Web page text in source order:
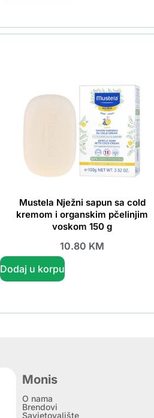
Mustela Nježni sapun sa cold
kremom i organskim pčelinjim
voskom 150 g
10.80 KM
Dodaj u korpu
Monis
O nama
Brendovi
Savjetovalište